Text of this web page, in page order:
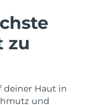
zu
deiner Haut in
und
Lieferung
Lieferung
Lieferung